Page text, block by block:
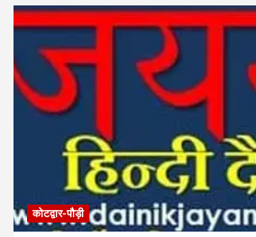
कोटद्वार-पौड़ी